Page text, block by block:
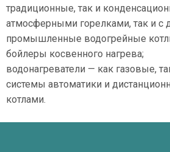
традиционные, так и
атмосферными горелками, так и с
промышленные водогрейные
бойлеры косвенного нагрева;
водонагреватели — как газовые,
системы автоматики и
котлами.